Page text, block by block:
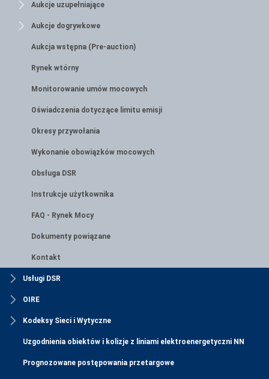
Aukcje uzupełniające
Aukcje dogrywkowe
Aukcja wstępna (Pre-auction)
Rynek wtórny
Monitorowanie umów mocowych
Oświadczenia dotyczące limitu emisji
Okresy przywołania
Wykonanie obowiązków mocowych
Obsługa DSR
Instrukcje użytkownika
FAQ - Rynek Mocy
Dokumenty powiązane
Kontakt
Usługi DSR
OIRE
Kodeksy Sieci i Wytyczne
Uzgodnienia obiektów i kolizje z liniami elektroenergetyczni NN
Prognozowane postępowania przetargowe